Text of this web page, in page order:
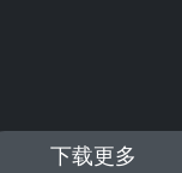
下载更多